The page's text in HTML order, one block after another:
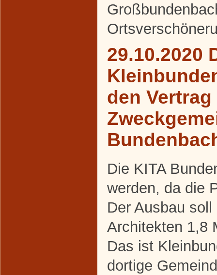
29.10.2020
den Vertrag
Die KITA
werden, da die
Der Ausbau
Architekten 1,8
Das ist
dortige